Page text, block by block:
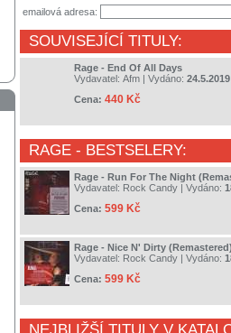
emailová adresa:
SOUVISEJÍCÍ TITULY:
Rage - End Of All Days
Vydavatel: Afm | Vydáno: 24.5.2019
Cena: 440 Kč
RAGE - BESTSELERY:
Rage - Run For The Night
Vydavatel: Rock Candy | Vydáno:
Cena: 599 Kč
Rage - Nice N' Dirty (Remastered)
Vydavatel: Rock Candy | Vydáno:
Cena: 599 Kč